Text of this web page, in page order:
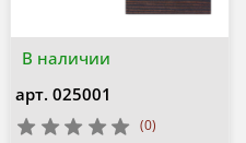
В наличии
арт. 025001
(0)